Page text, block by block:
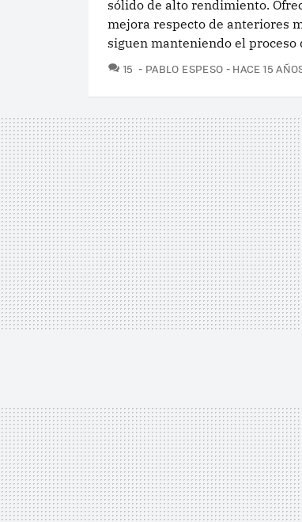
sólido de alto rendimiento.
mejora respecto de anteriores
siguen manteniendo el proceso
15 COMENTARIOS
PABLO ESPESO HACE 15